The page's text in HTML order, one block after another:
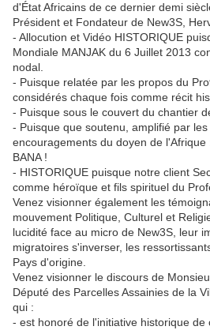
d'État Africains de ce dernier demi
Président et Fondateur de New3S,
- Allocution et Vidéo HISTORIQUE
Mondiale MANJAK du 6 Juillet 2013
nodal.
- Puisque relatée par les propos du
considérés chaque fois comme récit
- Puisque sous le couvert du chantier
- Puisque que soutenu, amplifié par
encouragements du doyen de
BANA !
- HISTORIQUE puisque notre client
comme héroïque et fils spirituel du
Venez visionner également les
mouvement Politique, Culturel et
lucidité face au micro de New3S, leur
migratoires s'inverser, les
Pays d'origine.
Venez visionner le discours de
Député des Parcelles Assainies de la
qui :
- est honoré de l'initiative historique de